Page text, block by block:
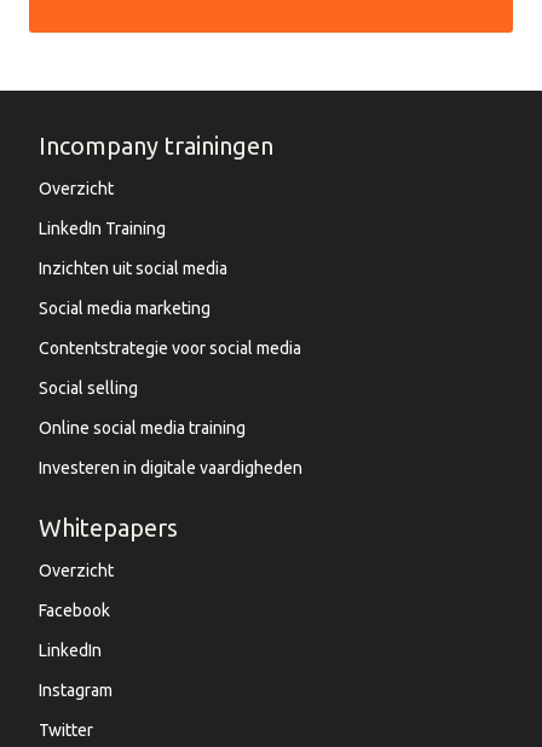
Incompany trainingen
Overzicht
LinkedIn Training
Inzichten uit social media
Social media marketing
Contentstrategie voor social media
Social selling
Online social media training
Investeren in digitale vaardigheden
Whitepapers
Overzicht
Facebook
LinkedIn
Instagram
Twitter